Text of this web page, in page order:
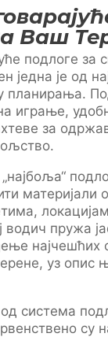
Ваш
подлоге
једна је од
планирања.
играње,
за
материјали
пружа
најчешћих
уз опис
система
су